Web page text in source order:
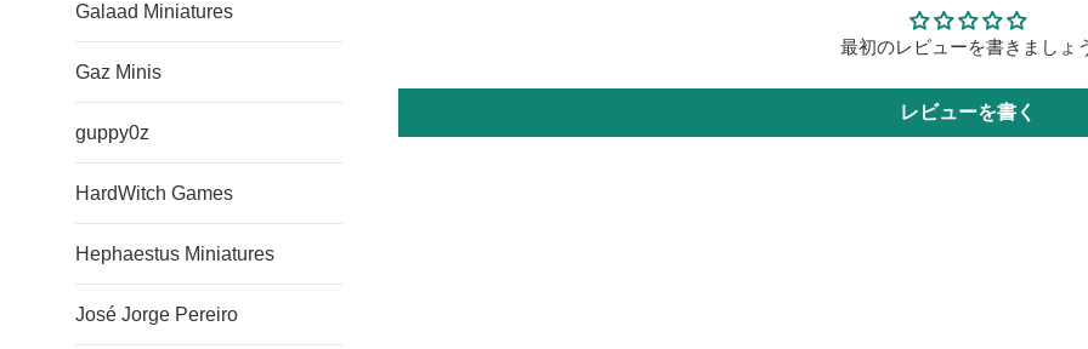
Galaad Miniatures
Gaz Minis
guppy0z
HardWitch Games
Hephaestus Miniatures
José Jorge Pereiro
最初のレビューを書きましょ
レビューを書く